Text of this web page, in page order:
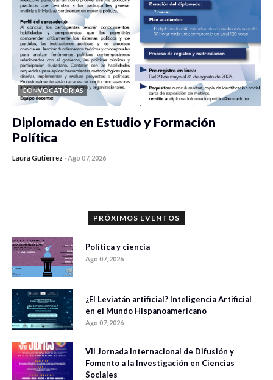
CONVOCATORIAS
Diplomado en Estudio y Formación
Política
Laura Gutiérrez -Ago 07, 2026
PRÓXIMOS EVENTOS
Política y ciencia
Ago 07, 2026
¿El Leviatán artificial? Inteligencia Artificial
en el Mundo Hispanoamericano
Ago 07, 2026
VII Jornada Internacional de Difusión y
Fomento a la Investigación en Ciencias
Sociales